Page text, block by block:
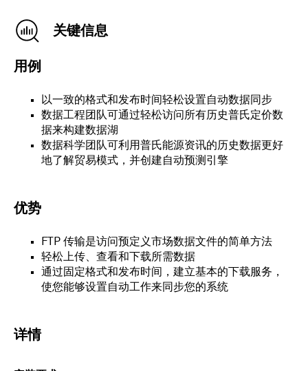
关键信息
用例
以一致的格式和发布时间轻松设置自动数据同步
数据工程团队可通过轻松访问所有历史普氏定价数
据来构建数据湖
数据科学团队可利用普氏能源资讯的历史数据更好
地了解贸易模式，并创建自动预测引擎
优势
FTP 传输是访问预定义市场数据文件的简单方法
轻松上传、查看和下载所需数据
通过固定格式和发布时间，建立基本的下载服务，
使您能够设置自动工作来同步您的系统
详情